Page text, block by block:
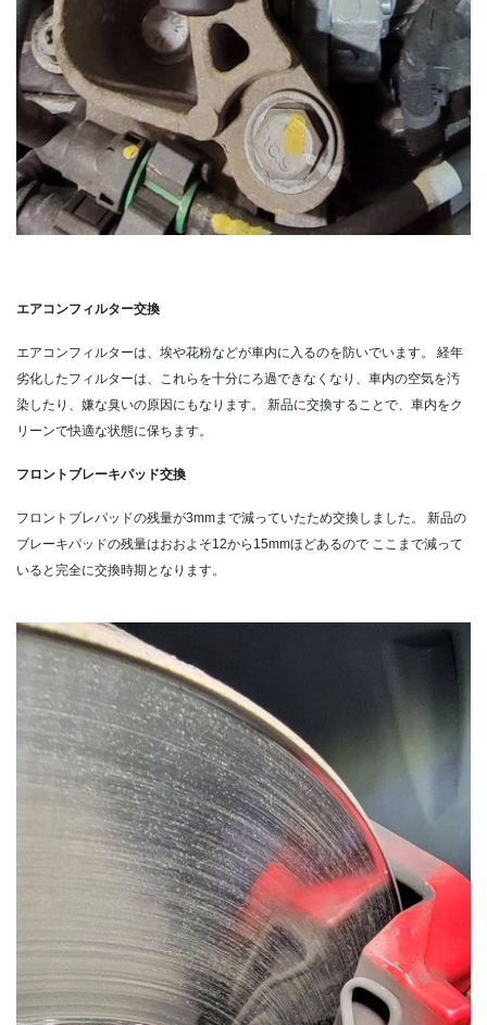
エアコンフィルター交換
エアコンフィルターは、埃や花粉などが車内に入るのを防いでいます。
経年
劣化したフィルターは、これらを十分にろ過できなくなり、車内の空気を汚
染したり、嫌な臭いの原因にもなります。
新品に交換することで、車内をク
リーンで快適な状態に保ちます。
フロントブレーキパッド交換
フロントブレパッドの残量が3mmまで減っていたため交換しました。
新品の
ブレーキパッドの残量はおおよそ12から15mmほどあるので ここまで減って
いると完全に交換時期となります。